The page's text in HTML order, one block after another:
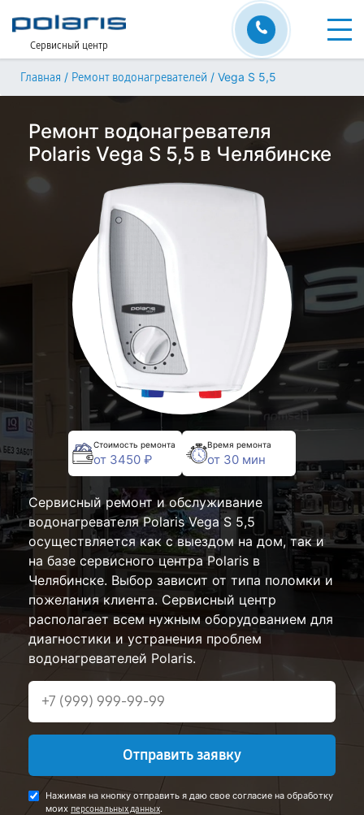
Сервисный центр
Главная / Ремонт водонагревателей / Vega S 5,5
Ремонт водонагревателя
Polaris Vega S 5,5 в Челябинске
Стоимость ремонта
от 3450 ₽
Время ремонта
от 30 мин
Сервисный ремонт и обслуживание
водонагревателя Polaris Vega S 5,5
осуществляется как с выездом на дом, так и
на базе сервисного центра Polaris в
Челябинске. Выбор зависит от типа поломки и
пожелания клиента. Сервисный центр
располагает всем нужным оборудованием для
диагностики и устранения проблем
водонагревателей Polaris.
Отправить заявку
Нажимая на кнопку отправить я даю свое согласие на обработку
моих персональных данных.